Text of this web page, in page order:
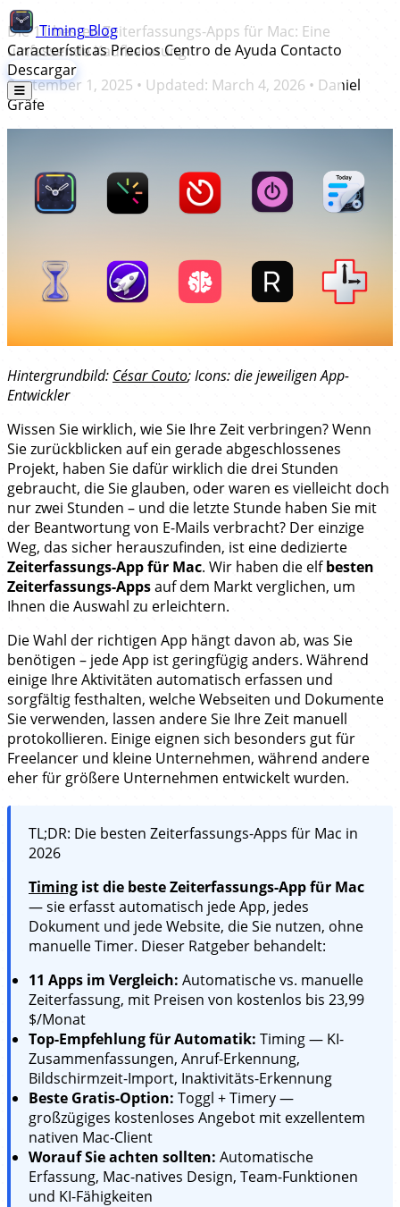
TimingBlog
Características Precios Centro de Ayuda Contacto
Descargar
Die 11 besten Zeiterfassungs-Apps für Mac: Eine
umfassende Kaufberatung
September 1, 2025 • Updated: March 4, 2026 • Daniel
Gräfe
Hintergrundbild: César Couto; Icons: die jeweiligen App-
Entwickler
Wissen Sie wirklich, wie Sie Ihre Zeit verbringen? Wenn
Sie zurückblicken auf ein gerade abgeschlossenes
Projekt, haben Sie dafür wirklich die drei Stunden
gebraucht, die Sie glauben, oder waren es vielleicht doch
nur zwei Stunden – und die letzte Stunde haben Sie mit
der Beantwortung von E-Mails verbracht? Der einzige
Weg, das sicher herauszufinden, ist eine dedizierte
Zeiterfassungs-App für Mac. Wir haben die elfbesten
Zeiterfassungs-Appsauf dem Markt verglichen, um
Ihnen die Auswahl zu erleichtern.
Die Wahl der richtigen App hängt davon ab, was Sie
benötigen – jede App ist geringfügig anders. Während
einige Ihre Aktivitäten automatisch erfassen und
sorgfältig festhalten, welche Webseiten und Dokumente
Sie verwenden, lassen andere Sie Ihre Zeit manuell
protokollieren. Einige eignen sich besonders gut für
Freelancer und kleine Unternehmen, während andere
eher für größere Unternehmen entwickelt wurden.
TL;DR: Die besten Zeiterfassungs-Apps für Mac in
2026
Timing ist die beste Zeiterfassungs-App für Mac
— sie erfasst automatisch jede App, jedes
Dokument und jede Website, die Sie nutzen, ohne
manuelle Timer. Dieser Ratgeber behandelt:
11 Apps im Vergleich: Automatische vs. manuelle
Zeiterfassung, mit Preisen von kostenlos bis 23,99
$/Monat
Top-Empfehlung für Automatik: Timing — KI-
Zusammenfassungen, Anruf-Erkennung,
Bildschirmzeit-Import, Inaktivitäts-Erkennung
Beste Gratis-Option: Toggl + Timery —
großzügiges kostenloses Angebot mit exzellentem
nativen Mac-Client
Worauf Sie achten sollten: Automatische
Erfassung, Mac-natives Design, Team-Funktionen
und KI-Fähigkeiten